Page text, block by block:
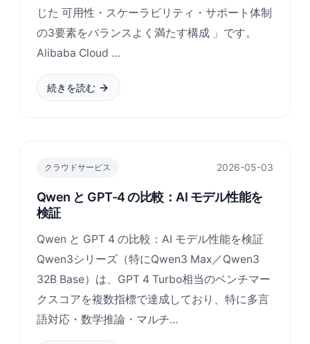
じた 可用性・スケーラビリティ・サポート体制
の3要素をバランスよく満たす構成 」です。
Alibaba Cloud …
続きを読む
クラウドサービス 2026-05-03
Qwen と GPT-4 の比較：AI モデル性能を
検証
Qwen と GPT 4 の比較：AI モデル性能を検証
Qwen3シリーズ（特にQwen3 Max／Qwen3
32B Base）は、GPT 4 Turbo相当のベンチマー
クスコアを複数指標で達成しており、特に多言
語対応・数学推論・マルチ…